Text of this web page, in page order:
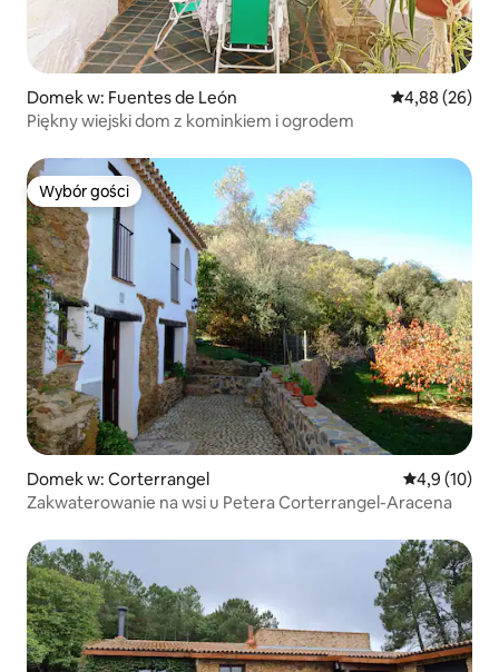
Domek w: Fuentes de León Średnia
4,88 (26)
Piękny wiejski dom z kominkiem i ogrodem
Wybór gości
Wybór gości
Domek w: Corterrangel Średnia
4,9 (10)
Zakwaterowanie na wsi u Petera Corterrangel-Aracena